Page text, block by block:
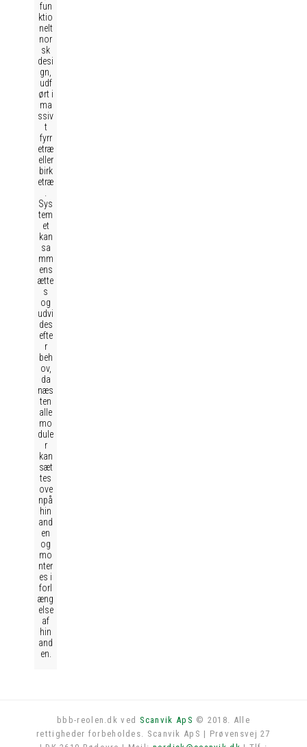
fun
ktio
nelt
nor
sk
desi
gn,
udf
ørt i
ma
ssiv
t
fyrr
etræ
eller
birk
etræ
Sys
tem
et
kan
sa
mm
ens
ætte
s
og
udvi
des
efte
r
beh
ov,
da
næs
ten
alle
mo
dule
r
kan
sæt
tes
ove
npå
hin
and
en
og
mo
nter
es i
forl
æng
else
af
hin
and
en.
bbb-reolen.dk ved Scanvik ApS © 2018. Alle
rettigheder forbeholdes. Scanvik ApS | Prøvensvej 27